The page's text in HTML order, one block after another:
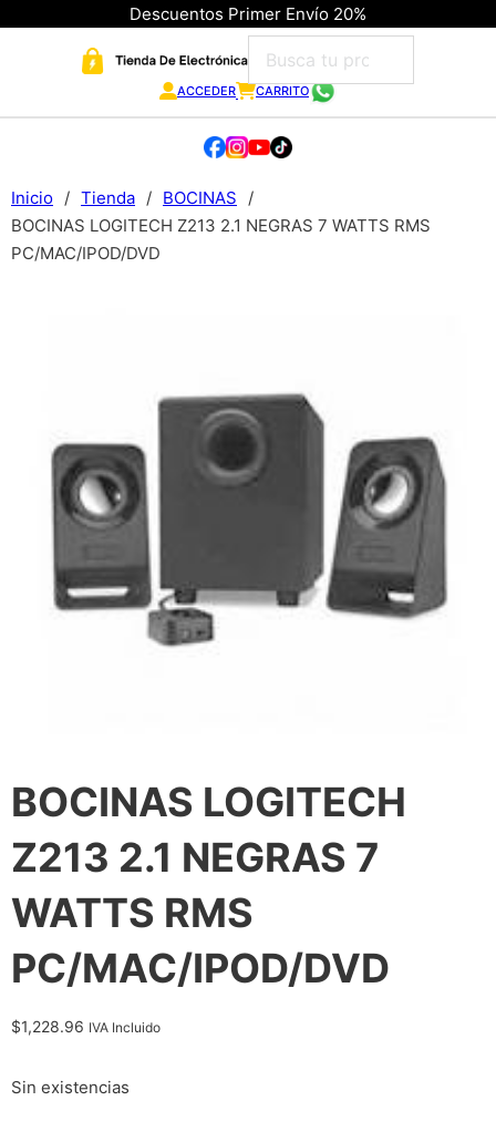
Descuentos Primer Envío 20%
ACCEDER CARRITO
Inicio / Tienda / BOCINAS
/
BOCINAS LOGITECH Z213 2.1 NEGRAS 7 WATTS RMS
PC/MAC/IPOD/DVD
BOCINAS LOGITECH
Z213 2.1 NEGRAS 7
WATTS RMS
PC/MAC/IPOD/DVD
$1,228.96 IVA Incluido
Sin existencias